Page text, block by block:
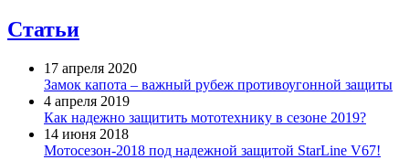
Статьи
17 апреля 2020
Замок капота – важный рубеж противоугонной защиты
4 апреля 2019
Как надежно защитить мототехнику в сезоне 2019?
14 июня 2018
Мотосезон-2018 под надежной защитой StarLine V67!